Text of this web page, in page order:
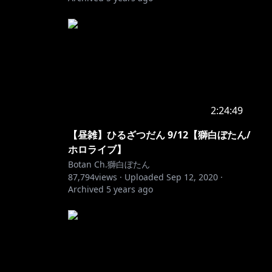
2:24:49
【昼雑】ひるざつだん 9/12【獅白ぼたん/
ホロライブ】
Botan Ch.獅白ぼたん
87,794views · Uploaded Sep 12, 2020 ·
Archived 5 years ago